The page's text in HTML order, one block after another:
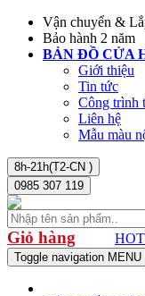
Vận chuyển &
Bảo hành 2 năm
BẢN ĐỒ CỬA
Giới thiệu
Tin tức
Công trình
Liên hệ
Mẫu màu
8h-21h(T2-CN )
0985 307 119
Giỏ hàng
Toggle navigation MENU